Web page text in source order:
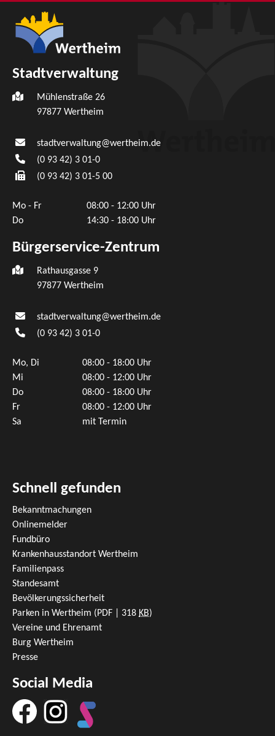
Stadtverwaltung
Mühlenstraße 26
97877 Wertheim
stadtverwaltung@wertheim.de
(0 93 42) 3 01-0
(0 93 42) 3 01-5 00
Mo - Fr
08:00 - 12:00 Uhr
Do
14:30 - 18:00 Uhr
Bürgerservice-Zentrum
Rathausgasse 9
97877 Wertheim
stadtverwaltung@wertheim.de
(0 93 42) 3 01-0
Mo, Di
08:00 - 18:00 Uhr
Mi
08:00 - 12:00 Uhr
Do
08:00 - 18:00 Uhr
Fr
08:00 - 12:00 Uhr
Sa
mit Termin
Schnell gefunden
Bekanntmachungen
Onlinemelder
Fundbüro
Krankenhausstandort Wertheim
Familienpass
Standesamt
Bevölkerungssicherheit
Parken in Wertheim (PDF | 318 KB)
Vereine und Ehrenamt
Burg Wertheim
Presse
Social Media